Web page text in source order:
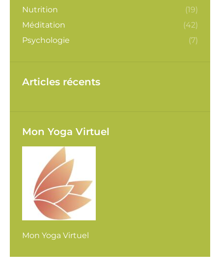
Nutrition
(19)
Méditation
(42)
Psychologie
(7)
Articles récents
Mon Yoga Virtuel
Mon Yoga Virtuel